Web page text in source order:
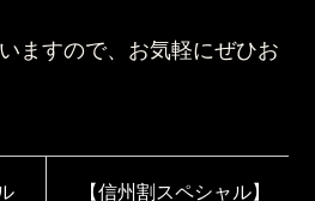
ますので、お気軽にぜひお
【信州割スペシャル】